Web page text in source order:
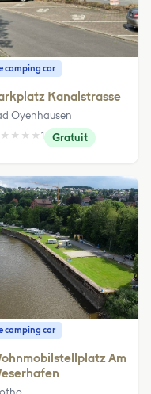
camping car
Kanalstrasse
Oyenhausen
★ ★ ★ ★ 1 Gratuit
camping car
Am